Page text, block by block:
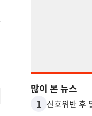
많이 본 뉴스
1